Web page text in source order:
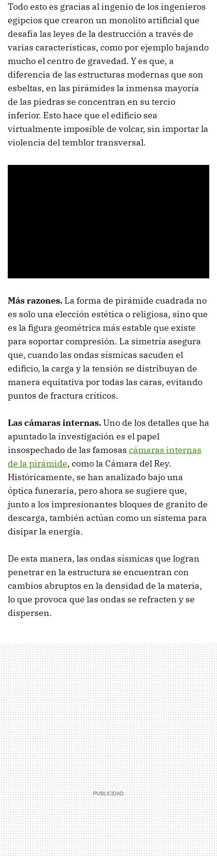
Todo esto es gracias al ingenio de los ingenieros
egipcios que crearon un monolito artificial que
desafía las leyes de la destrucción a través de
varias características, como por ejemplo bajando
mucho el centro de gravedad. Y es que, a
diferencia de las estructuras modernas que son
esbeltas, en las pirámides la inmensa mayoría
de las piedras se concentran en su tercio
inferior. Esto hace que el edificio sea
virtualmente imposible de volcar, sin importar la
violencia del temblor transversal.
Más razones. La forma de pirámide cuadrada no
es solo una elección estética o religiosa, sino que
es la figura geométrica más estable que existe
para soportar compresión. La simetría asegura
que, cuando las ondas sísmicas sacuden el
edificio, la carga y la tensión se distribuyan de
manera equitativa por todas las caras, evitando
puntos de fractura críticos.
Las cámaras internas.Uno de los detalles que ha
apuntado la investigación es el papel
insospechado de las famosas cámaras internas
de la pirámide, como la Cámara del Rey.
Históricamente, se han analizado bajo una
óptica funeraria, pero ahora se sugiere que,
junto a los impresionantes bloques de granito de
descarga, también actúan como un sistema para
disipar la energía.
De esta manera, las ondas sísmicas que logran
penetrar en la estructura se encuentran con
cambios abruptos en la densidad de la materia,
lo que provoca que las ondas se refracten y se
dispersen.